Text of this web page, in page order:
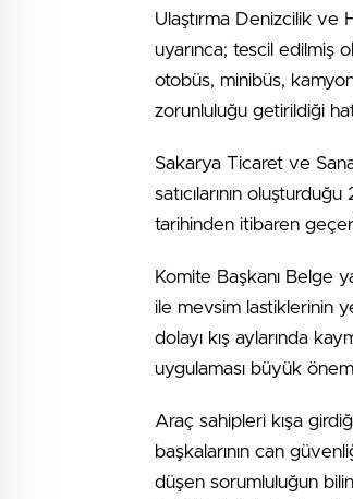
Ulaştırma Denizcilik ve
uyarınca; tescil edilmiş
otobüs, minibüs,
zorunluluğu getirildiği
Sakarya Ticaret ve
satıcılarının
tarihinden itibaren
Komite Başkanı Belge
ile mevsim lastiklerinin
dolayı kış aylarında
uygulaması büyük
Araç sahipleri kışa
başkalarının can
düşen sorumluluğun